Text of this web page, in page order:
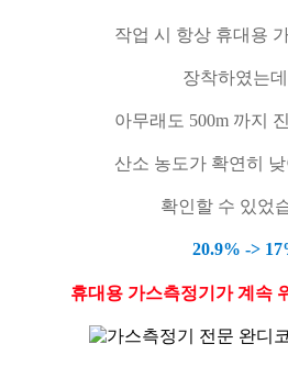
작업 시 항상 휴대용
장착하였는
아무래도 500m 까지
산소 농도가 확연히
확인할 수 있었
20.9% ->
휴대용 가스측정기가 계속